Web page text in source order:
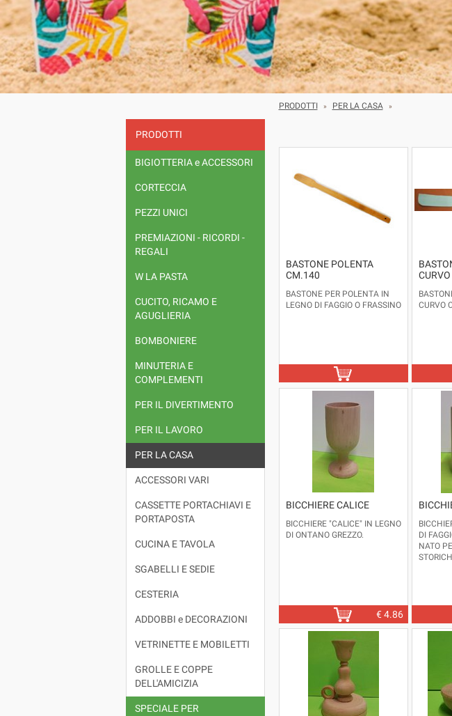
PRODOTTI
BIGIOTTERIA e ACCESSORI
CORTECCIA
PEZZI UNICI
PREMIAZIONI - RICORDI -
REGALI
W LA PASTA
CUCITO, RICAMO E
AGUGLIERIA
BOMBONIERE
MINUTERIA E
COMPLEMENTI
PER IL DIVERTIMENTO
PER IL LAVORO
PER LA CASA
ACCESSORI VARI
CASSETTE PORTACHIAVI E
PORTAPOSTA
CUCINA E TAVOLA
SGABELLI E SEDIE
CESTERIA
ADDOBBI e DECORAZIONI
VETRINETTE E MOBILETTI
GROLLE E COPPE
DELL'AMICIZIA
SPECIALE PER
PRODOTTI » PER LA CASA »
BASTONE POLENTA
CM.140
BASTONE PER POLENTA IN
LEGNO DI FAGGIO O FRASSINO
CURVO
CURVO
BICCHIERE CALICE
BICCHIERE "CALICE" IN LEGNO
DI ONTANO GREZZO.
€4.86
DI
NATO